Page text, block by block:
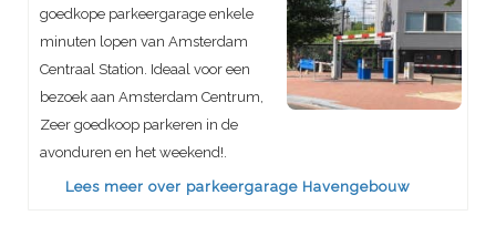
goedkope parkeergarage enkele
minuten lopen van Amsterdam
Centraal Station. Ideaal voor een
bezoek aan Amsterdam Centrum,
Zeer goedkoop parkeren in de
avonduren en het weekend!.
Lees meer over parkeergarage Havengebouw